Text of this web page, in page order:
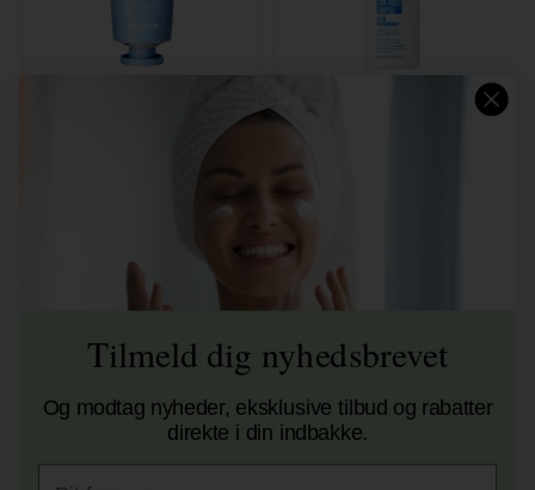
Kick Spray Conditioner 200ml
Tilmeld dig nyhedsbrevet
Og modtag nyheder, eksklusive tilbud og rabatter
direkte i din indbakke.